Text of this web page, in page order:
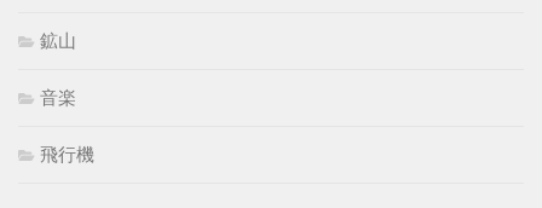
鉱山
音楽
飛行機